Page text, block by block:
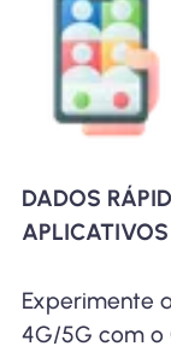
DADOS
APLICATIVOS
Experimente
4G/5G com o